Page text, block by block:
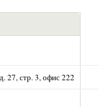
27, стр. 3, офис 222